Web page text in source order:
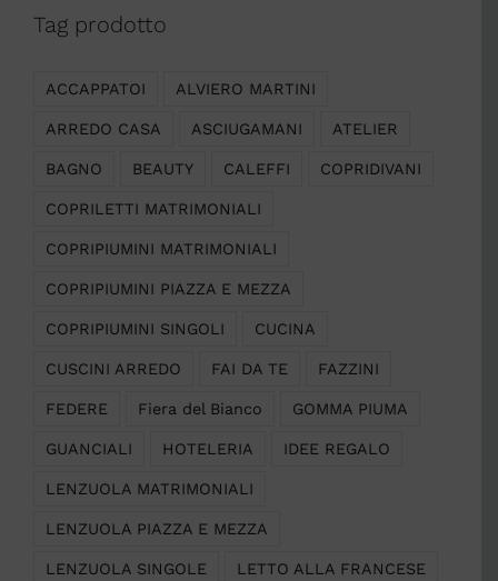
Tag prodotto
ACCAPPATOI ALVIERO MARTINI
ARREDO CASA ASCIUGAMANI ATELIER
BAGNO BEAUTY CALEFFI COPRIDIVANI
COPRILETTI MATRIMONIALI
COPRIPIUMINI MATRIMONIALI
COPRIPIUMINI PIAZZA E MEZZA
COPRIPIUMINI SINGOLI CUCINA
CUSCINI ARREDO FAI DA TE FAZZINI
FEDERE Fiera del Bianco GOMMA PIUMA
GUANCIALI HOTELERIA IDEE REGALO
LENZUOLA MATRIMONIALI
LENZUOLA PIAZZA E MEZZA
LENZUOLA SINGOLE LETTO ALLA FRANCESE